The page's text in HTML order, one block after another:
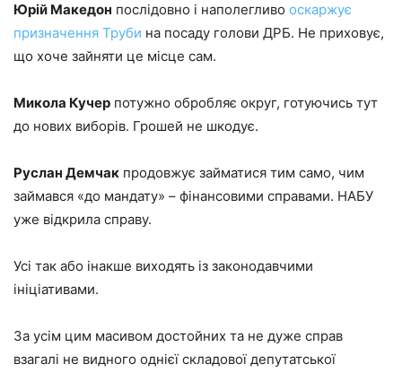
Юрій Македон послідовно і наполегливо оскаржує
призначення Труби на посаду голови ДРБ. Не приховує,
що хоче зайняти це місце сам.
Микола Кучер потужно обробляє округ, готуючись тут
до нових виборів. Грошей не шкодує.
Руслан Демчак продовжує займатися тим само, чим
займався «до мандату» – фінансовими справами. НАБУ
уже відкрила справу.
Усі так або інакше виходять із законодавчими
ініціативами.
За усім цим масивом достойних та не дуже справ
взагалі не видного однієї складової депутатської